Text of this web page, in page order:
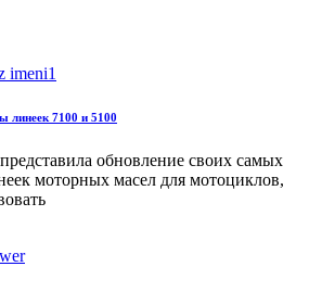
линеек 7100 и 5100
обновление своих самых
моторных масел для мотоциклов,